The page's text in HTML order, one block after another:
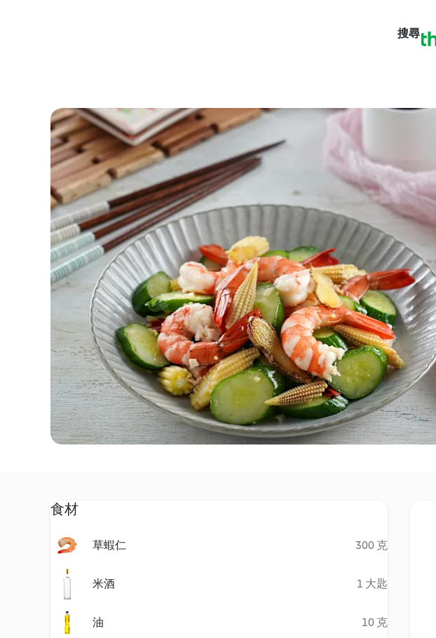
搜尋
食材
草蝦仁 300 克
米酒 1 大匙
油 10 克